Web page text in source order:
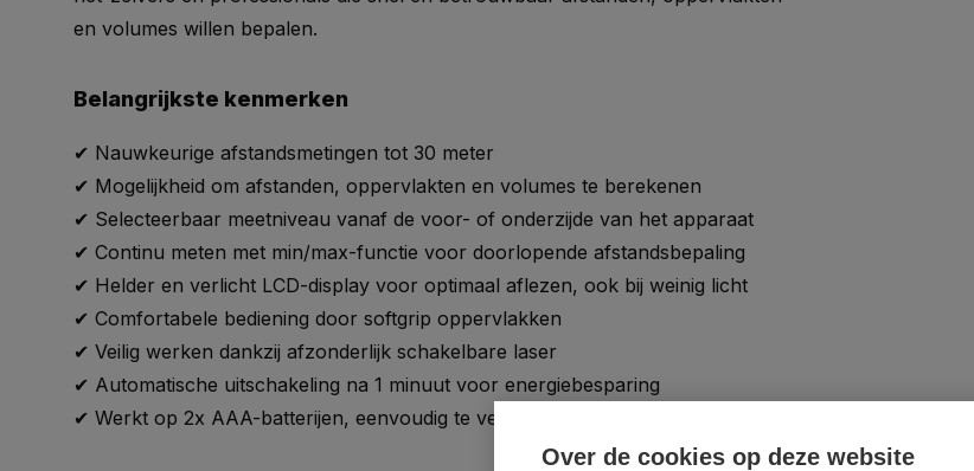
en volumes willen bepalen.
Belangrijkste kenmerken
✔ Nauwkeurige afstandsmetingen tot 30 meter
✔ Mogelijkheid om afstanden, oppervlakten en volumes te berekenen
✔ Selecteerbaar meetniveau vanaf de voor- of onderzijde van het apparaat
✔ Continu meten met min/max-functie voor doorlopende afstandsbepaling
✔ Helder en verlicht LCD-display voor optimaal aflezen, ook bij weinig licht
✔ Comfortabele bediening door softgrip oppervlakken
✔ Veilig werken dankzij afzonderlijk schakelbare laser
✔ Automatische uitschakeling na 1 minuut voor energiebesparing
✔ Werkt op 2x AAA-batterijen, eenvoudig te vervangen
Over de cookies op deze website